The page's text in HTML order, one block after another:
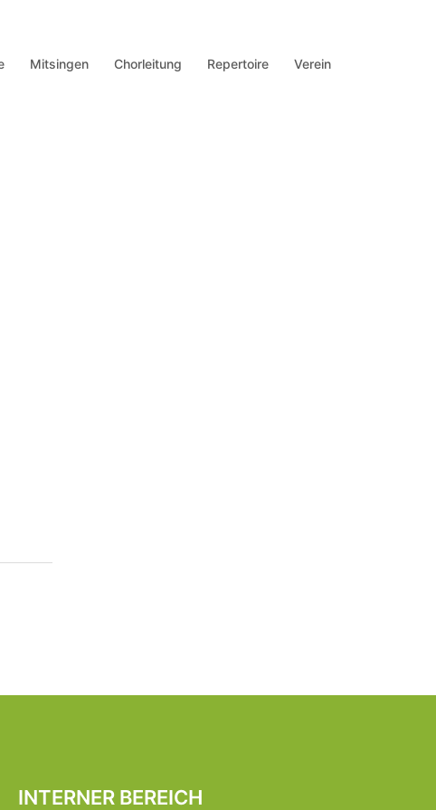
Mitsingen Chorleitung Repertoire Verein
INTERNER BEREICH